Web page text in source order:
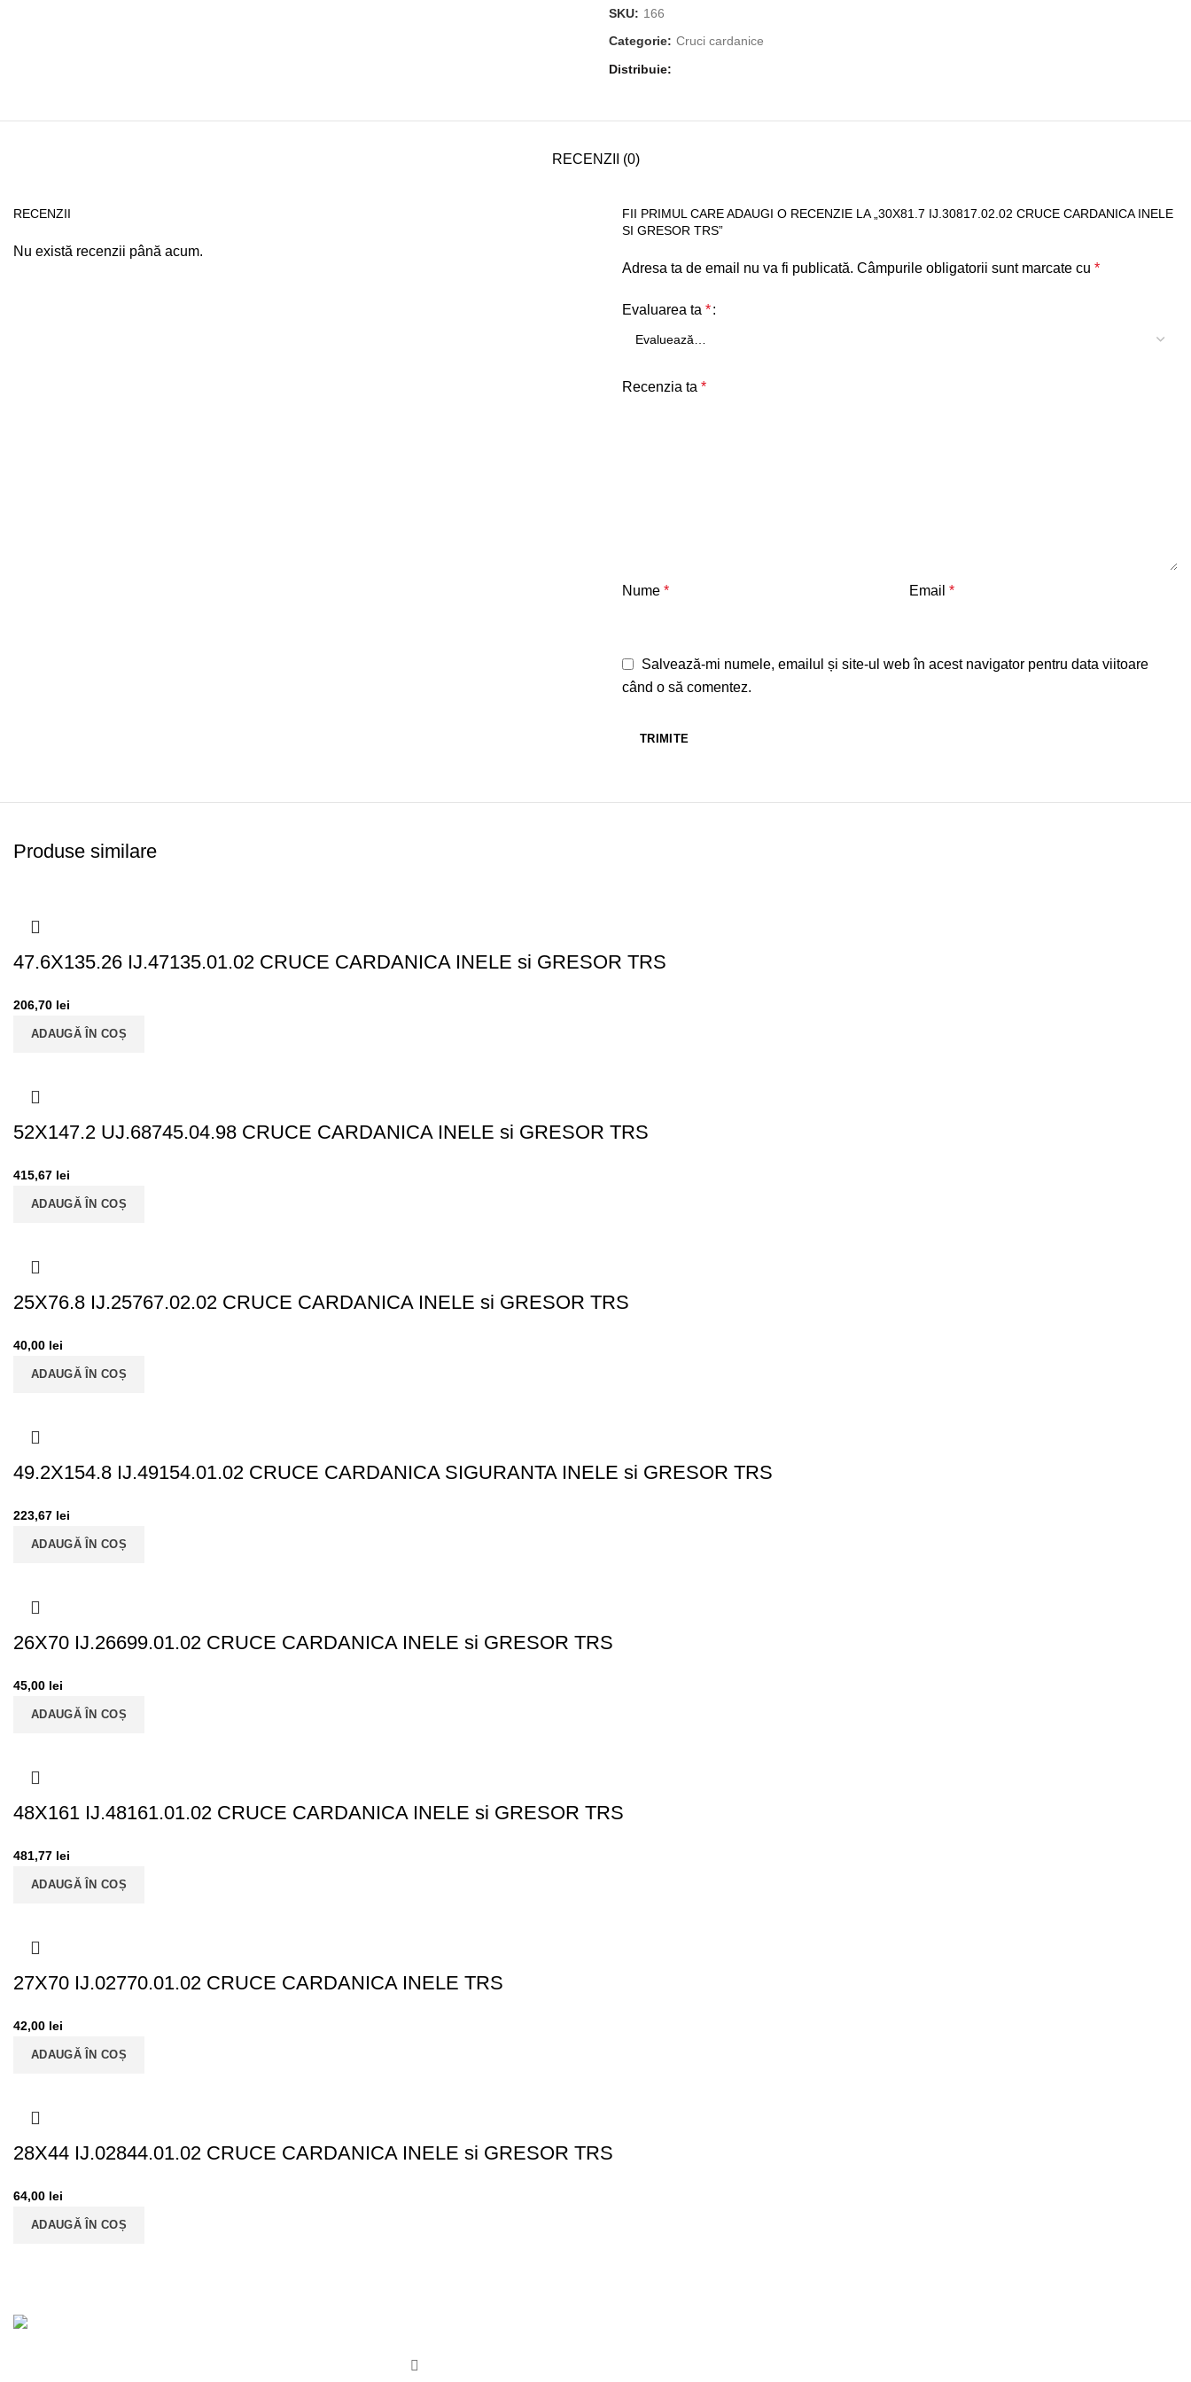
SKU: 166
Categorie: Cruci cardanice
Distribuie
RECENZII (0)
RECENZII
Nu există recenzii până acum.
FII PRIMUL CARE ADAUGI O RECENZIE LA „30X81.7 IJ.30817.02.02 CRUCE CARDANICA INELE
SI GRESOR TRS”
Adresa ta de email nu va fi publicată. Câmpurile obligatorii sunt marcate cu *
Evaluarea ta *
Recenzia ta *
Nume * Email *
Salvează-mi numele, emailul și site-ul web în acest navigator pentru data viitoare
când o să comentez.
Produse similare
47.6X135.26 IJ.47135.01.02 CRUCE CARDANICA INELE si GRESOR TRS
206,70 lei
ADAUGĂ ÎN COȘ
52X147.2 UJ.68745.04.98 CRUCE CARDANICA INELE si GRESOR TRS
415,67 lei
ADAUGĂ ÎN COȘ
25X76.8 IJ.25767.02.02 CRUCE CARDANICA INELE si GRESOR TRS
40,00 lei
ADAUGĂ ÎN COȘ
49.2X154.8 IJ.49154.01.02 CRUCE CARDANICA SIGURANTA INELE si GRESOR TRS
223,67 lei
ADAUGĂ ÎN COȘ
26X70 IJ.26699.01.02 CRUCE CARDANICA INELE si GRESOR TRS
45,00 lei
ADAUGĂ ÎN COȘ
48X161 IJ.48161.01.02 CRUCE CARDANICA INELE si GRESOR TRS
481,77 lei
ADAUGĂ ÎN COȘ
27X70 IJ.02770.01.02 CRUCE CARDANICA INELE TRS
42,00 lei
ADAUGĂ ÎN COȘ
28X44 IJ.02844.01.02 CRUCE CARDANICA INELE si GRESOR TRS
64,00 lei
ADAUGĂ ÎN COȘ